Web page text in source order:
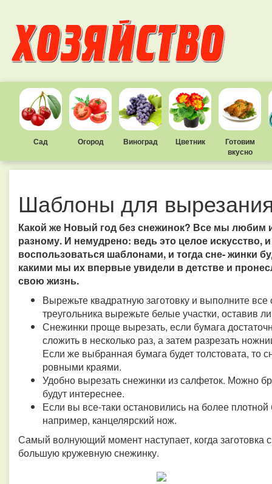
Сад Огород Виноград Цветник
Готовим
вкусно
Шаблоны для
Какой же Новый год без снежинок? Все мы любим
разному. И немудрено: ведь это целое искусство,
воспользоваться шаблонами, и тогда сне- жинки
какими мы их впервые увидели в детстве и
свою жизнь.
Вырежьте квадратную заготовку и выполните
треугольника вырежьте белые участки, оставив
Снежинки проще вырезать, если бумага
сложить в несколько раз, а затем разрезать
Если же выбранная бумага будет толстовата, то
ровными краями.
Удобно вырезать снежинки из салфеток. Можно
будут интереснее.
Если вы все-таки остановились на более
например, канцелярский нож.
Самый волнующий момент наступает, когда заготовка
большую кружевную снежинку.